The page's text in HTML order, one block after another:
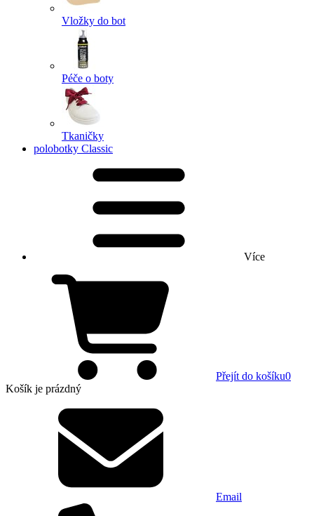
Vložky do bot
Péče o boty
Tkaničky
polobotky Classic
Více
Přejít do košíku0
Košík je prázdný
Email